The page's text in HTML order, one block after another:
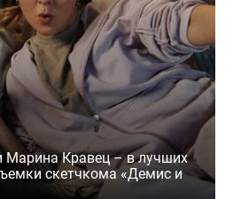
Марина Кравец – в лучших
скетчкома «Демис и